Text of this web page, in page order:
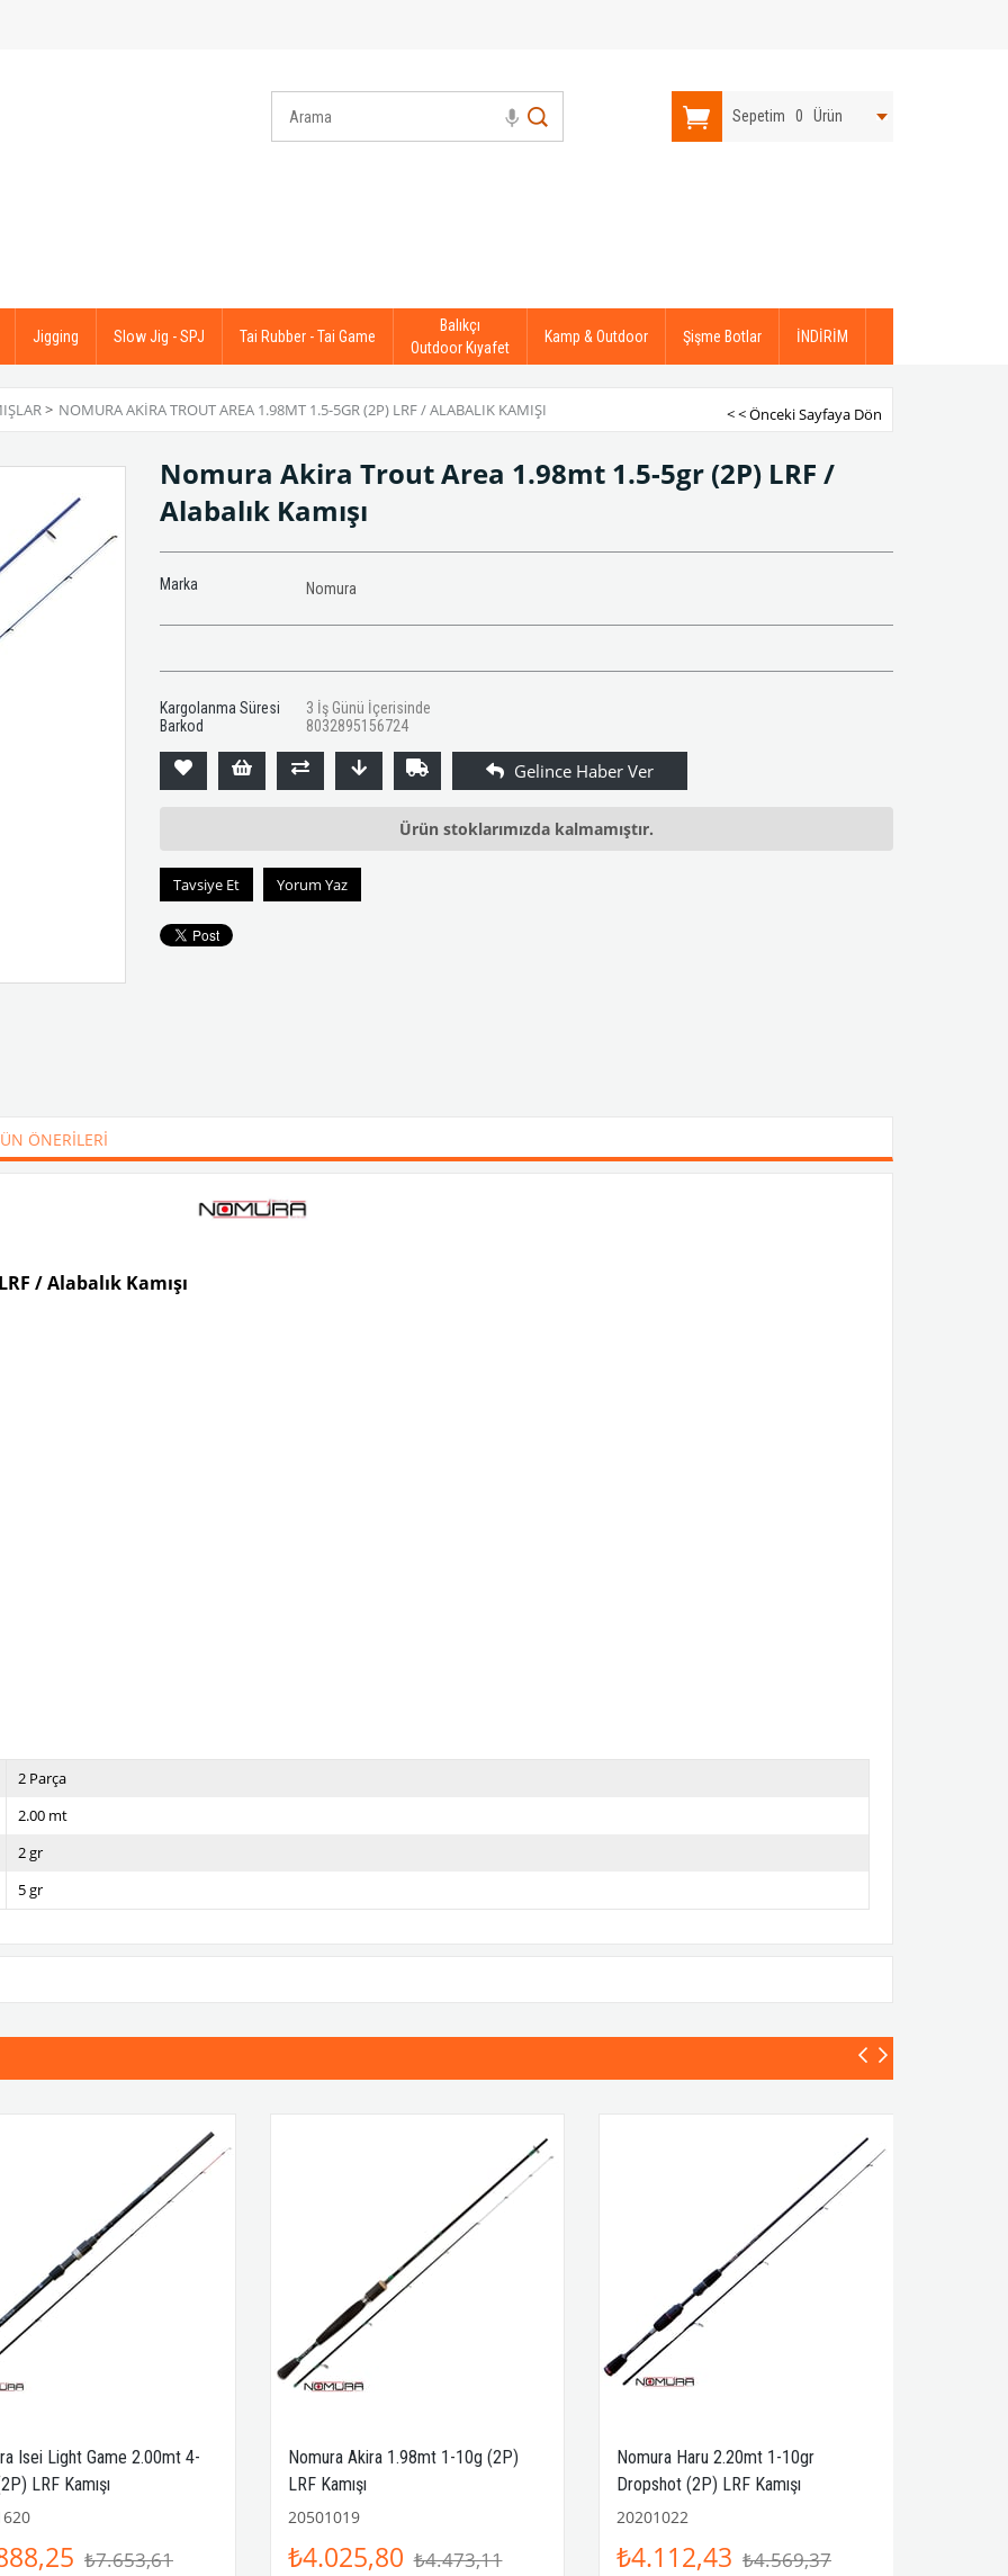
Sepetim 0 Ürün
Jigging Slow Jig - SPJ Tai Rubber - Tai Game
Balıkçı
Outdoor Kıyafet
Kamp & Outdoor Şişme Botlar İNDİRİM
> NOMURA AKIRA TROUT AREA 1.98MT 1.5-5GR (2P) LRF / ALABALIK KAMIŞI < < Önceki Sayfaya Dön
Nomura Akira Trout Area 1.98mt 1.5-5gr (2P) LRF /
Alabalık Kamışı
Marka Nomura
Kargolanma Süresi
3 İş Günü İçerisinde
Barkod
8032895156724
Ürün stoklarımızda kalmamıştır.
Tavsiye Et Yorum Yaz
ÖNERILERI
/ Alabalık Kamışı
2 Parça
2.00 mt
2 gr
5 gr
Isei Light Game 2.00mt 4-
LRF Kamışı
₺7.653,61
Nomura Akira 1.98mt 1-10g (2P)
LRF Kamışı
20501019
₺4.025,80 ₺4.473,11
Nomura Haru 2.20mt 1-10gr
Dropshot (2P) LRF Kamışı
20201022
₺4.112,43 ₺4.569,37